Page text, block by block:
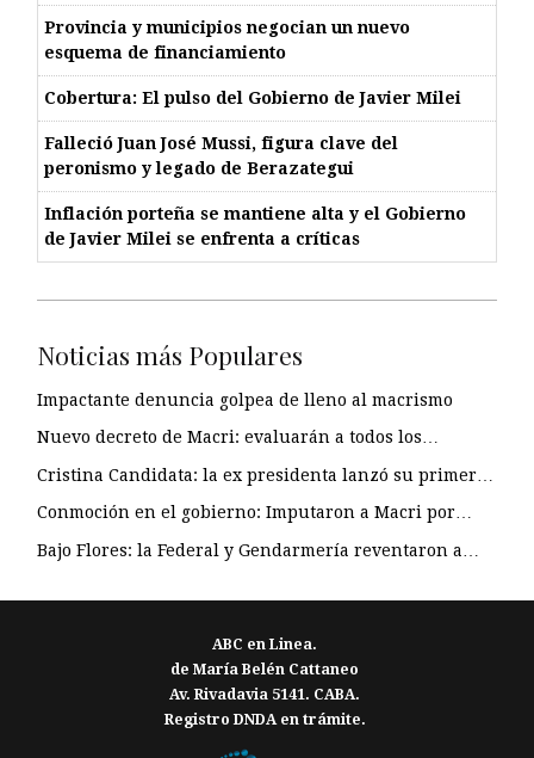
Provincia y municipios negocian un nuevo
esquema de financiamiento
Cobertura: El pulso del Gobierno de Javier Milei
Falleció Juan José Mussi, figura clave del
peronismo y legado de Berazategui
Inflación porteña se mantiene alta y el Gobierno
de Javier Milei se enfrenta a críticas
Noticias más Populares
Impactante denuncia golpea de lleno al macrismo
Nuevo decreto de Macri: evaluarán a todos los…
Cristina Candidata: la ex presidenta lanzó su primer…
Conmoción en el gobierno: Imputaron a Macri por…
Bajo Flores: la Federal y Gendarmería reventaron a…
ABC en Linea.
de María Belén Cattaneo
Av. Rivadavia 5141. CABA.
Registro DNDA en trámite.